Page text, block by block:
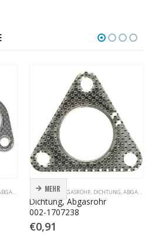
DICHTUNG, ABGASROHR
MEHR
DICHTUNG, ABGASROHR, DICHTUNG, ABGASROHR
Dichtung, Abgasrohr
002-1707238
€0,91